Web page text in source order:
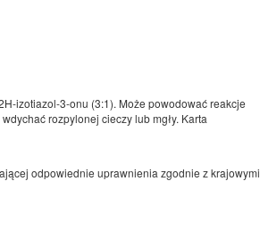
izotiazol-3-onu (3:1). Może powodować reakcje
rozpylonej cieczy lub mgły. Karta
odpowiednie uprawnienia zgodnie z krajowymi